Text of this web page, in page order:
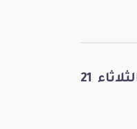
ملخّص الجلسة العامة ليوم الثلاثاء 21